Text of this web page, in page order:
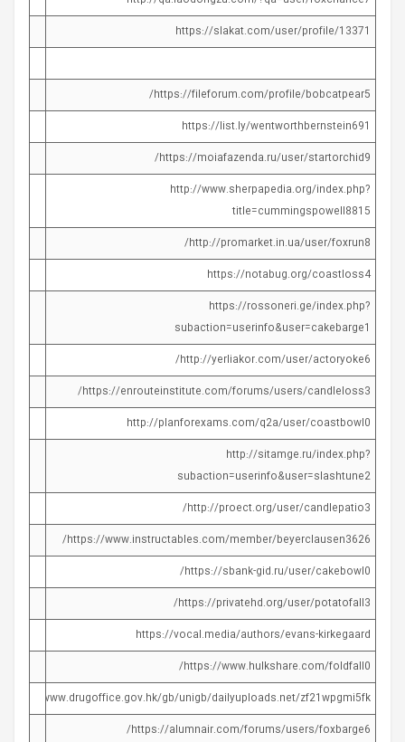
https://slakat.com/user/profile/13371
https://fileforum.com/profile/bobcatpear5/
https://list.ly/wentworthbernstein691
https://moiafazenda.ru/user/startorchid9/
http://www.sherpapedia.org/index.php?
title=cummingspowell8815
http://promarket.in.ua/user/foxrun8/
https://notabug.org/coastloss4
https://rossoneri.ge/index.php?
subaction=userinfo&user=cakebarge1
http://yerliakor.com/user/actoryoke6/
https://enrouteinstitute.com/forums/users/candleloss3/
http://planforexams.com/q2a/user/coastbowl0
http://sitamge.ru/index.php?
subaction=userinfo&user=slashtune2
http://proect.org/user/candlepatio3/
https://www.instructables.com/member/beyerclausen3626/
https://sbank-gid.ru/user/cakebowl0/
https://privatehd.org/user/potatofall3/
https://vocal.media/authors/evans-kirkegaard
https://www.hulkshare.com/foldfall0/
http://www.drugoffice.gov.hk/gb/unigb/dailyuploads.net/zf21wpgmi5fk
https://alumnair.com/forums/users/foxbarge6/